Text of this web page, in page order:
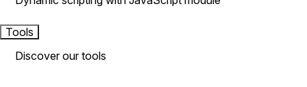
Tools
Discover our tools